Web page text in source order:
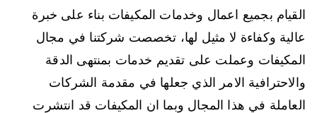
القيام بجميع اعمال وخدمات المكيفات بناء على خبرة
عالية وكفاءة لا مثيل لها، تخصصت شركتنا في مجال
المكيفات وعملت على تقديم خدمات بمنتهى الدقة
والاحترافية الامر الذي جعلها في مقدمة الشركات
العاملة في هذا المجال وبما ان المكيفات قد انتشرت